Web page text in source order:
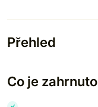
Přehled
Co je zahrnuto